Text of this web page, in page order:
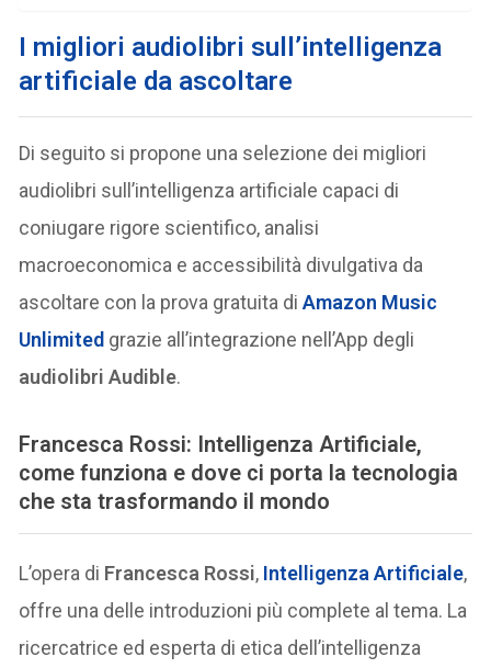
I migliori audiolibri sull’intelligenza
artificiale da ascoltare
Di seguito si propone una selezione dei migliori
audiolibri sull’intelligenza artificiale capaci di
coniugare rigore scientifico, analisi
macroeconomica e accessibilità divulgativa da
ascoltare con la prova gratuita diAmazon Music
Unlimited grazie all’integrazione nell’App degli
audiolibri Audible.
Francesca Rossi: Intelligenza Artificiale,
come funziona e dove ci porta la tecnologia
che sta trasformando il mondo
L’opera di Francesca Rossi, Intelligenza Artificiale,
offre una delle introduzioni più complete al tema. La
ricercatrice ed esperta di etica dell’intelligenza